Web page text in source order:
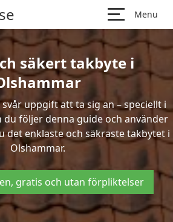
Menu
säkert takbyte i
uppgift att ta sig an – speciellt i
följer denna guide och använder
det enklaste och säkraste takbytet i
Olshammar.
gratis och utan förpliktelser